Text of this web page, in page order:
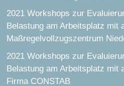
2021 Workshops zur
Belastung am Arbeitsplatz mit
Maßregelvollzugszentrum
2021 Workshops zur
Belastung am Arbeitsplatz mit
Firma CONSTAB